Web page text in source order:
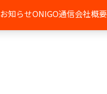
お知らせONIGO通信会社概要